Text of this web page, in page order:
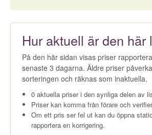
Hur aktuell är den här
På den här sidan visas priser
senaste 3 dagarna. Äldre priser
sorteringen och räknas som inaktuella.
0 aktuella priser i den synliga delen av
Priser kan komma från förare och
Om ett pris ser fel ut kan du öppna
rapportera en korrigering.